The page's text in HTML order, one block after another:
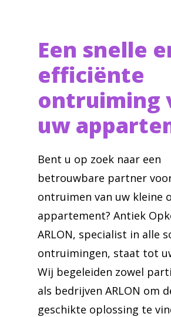
Een snelle
efficiënte
ontruiming
uw
Bent u op zoek naar een
betrouwbare partner
ontruimen van uw kleine
appartement? Antiek
ARLON, specialist in alle
ontruimingen, staat tot
Wij begeleiden zowel
als bedrijven ARLON om
geschikte oplossing te